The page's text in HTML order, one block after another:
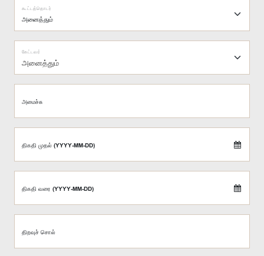
கூட்டத்தொடர்
அனைத்தும்
கேட்டவர்
அமைச்சு
திகதி முதல் (YYYY-MM-DD)
திகதி வரை (YYYY-MM-DD)
திறவுச் சொல்